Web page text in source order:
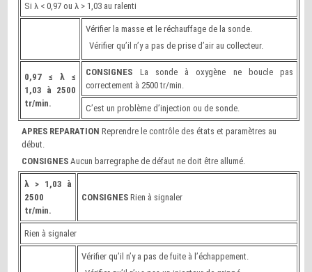
Si λ < 0,97 ou λ > 1,03 au ralenti
Vérifier la masse et le réchauffage de la sonde.
Vérifier qu’il n’y a pas de prise d’air au collecteur.
0,97 ≤ λ ≤
1,03 à 2500
tr/min.
CONSIGNES La sonde à oxygène ne boucle pas
correctement à 2500 tr/min.
C’est un problème d’injection ou de sonde.
APRES REPARATIONReprendre le contrôle des états et paramètres au
début.
CONSIGNESAucun barregraphe de défaut ne doit être allumé.
λ > 1,03 à
2500
tr/min.
CONSIGNESRien à signaler
Rien à signaler
Vérifier qu’il n’y a pas de fuite à l’échappement.